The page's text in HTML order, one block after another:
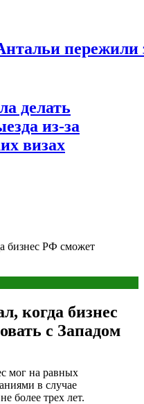
делать
из-за
визах
бизнес РФ сможет
когда бизнес
с Западом
мог на равных
в случае
более трех лет.